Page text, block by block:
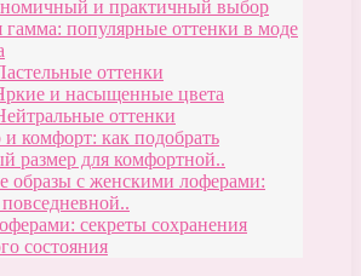
и практичный выбор
гамма: популярные оттенки в моде
оттенки
и насыщенные цвета
оттенки
и комфорт: как подобрать
размер для комфортной..
образы с женскими лоферами:
секреты сохранения
состояния